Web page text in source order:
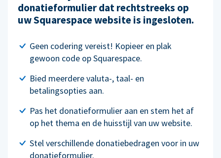
donatieformulier dat rechtstreeks op
uw Squarespace website is ingesloten.
Geen codering vereist! Kopieer en plak
gewoon code op Squarespace.
Bied meerdere valuta-, taal- en
betalingsopties aan.
Pas het donatieformulier aan en stem het af
op het thema en de huisstijl van uw website.
Stel verschillende donatiebedragen voor in uw
donatieformulier.